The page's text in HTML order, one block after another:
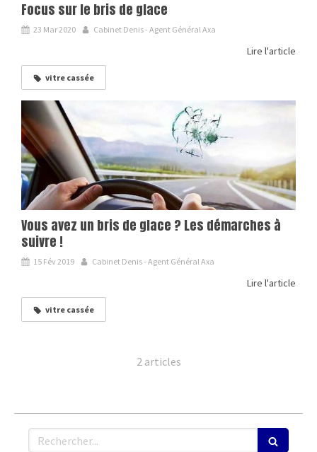
Focus sur le bris de glace
23 Mar 2020 Cabinet Denis - Agent Général Axa
Lire l'article
vitre cassée
Vous avez un bris de glace ? Les démarches à
suivre !
15 Fév 2019 Cabinet Denis - Agent Général Axa
Lire l'article
vitre cassée
2 articles
Rechercher